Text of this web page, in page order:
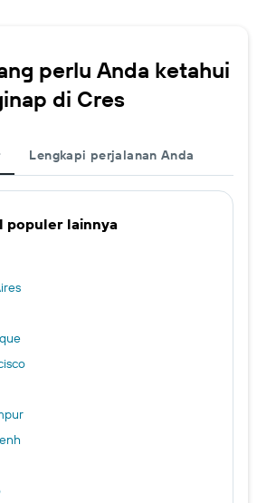
perlu Anda ketahui
di Cres
Lengkapi perjalanan Anda
populer lainnya